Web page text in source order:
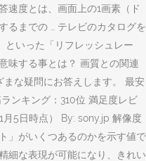
速度とは、画面上の1画素（ド
るまでの … テレビのカタログを
といった「リフレッシュレー
味する事とは？ 画質との関連
な疑問にお答えします。 最安
ンキング：310位 満足度レビ
5日時点） By: sony.jp 解像度
」がいくつあるのかを示す値で
細な表現が可能になり、きれい